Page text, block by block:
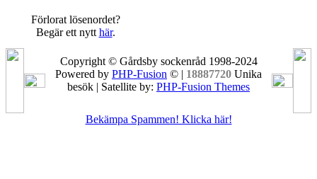
Förlorat lösenordet?
Begär ett nytt här.
Copyright © Gårdsby sockenråd 1998-2024
Powered by PHP-Fusion © | 18887720 Unika
besök | Satellite by: PHP-Fusion Themes
Bekämpa Spammen! Klicka här!